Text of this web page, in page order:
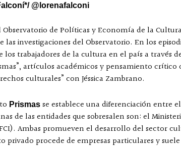
@lorenafalconi
de Políticas y Economía de la
las investigaciones del Observatorio. En los
los trabajadores de la cultura en el país a través
artículos académicos y pensamiento
culturales” con Jéssica Zambrano.
Prismasse establece una diferenciación entre
de las entidades que sobresalen son: el
Ambas promueven el desarrollo del sector
privado procede de empresas particulares y